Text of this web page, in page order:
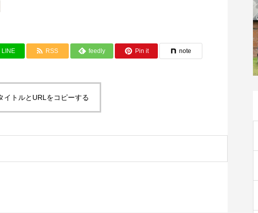
LINE RSS feedly Pin it note
イトルとURLをコピーする